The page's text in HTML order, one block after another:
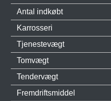
Antal indkøbt
Karrosseri
Tjenestevægt
Tomvægt
Tendervægt
Fremdriftsmiddel